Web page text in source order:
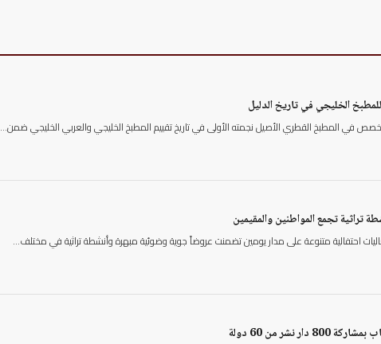
الخليجي في تاريخ الدليل
في المطبخ القطري الأصيل نجمته الأولى في تاريخ تقييم المطبخ الخليجي والعربي الخليجي ضمن…
تجمع المواطنين والمقيمين
احتفالية متنوعة على مدار يومين تضمنت عروضاً جوية وضوئية مبهرة وأنشطة تراثية في مختلف…
نشر من 60 دولة